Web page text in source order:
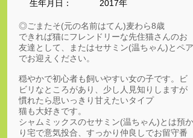
生年月日：
2017年
◎ごまたそ(元の名前はてん)麦わら8歳
できれば猫にフレンドリーな先住猫さんのお
友達として、またはセサミン(温ちゃん)とペア
でお迎えください。
穏やかで初心者も飼いやすい女の子です。ビ
ビリなところがあり、少し人見知りしますが
慣れたら思いっきり甘えたいタイプ
猫も大好きです。
シャムミックスのセサミン(温ちゃん)とは預か
り宅で意気投合、すっかり仲良しでお留守番